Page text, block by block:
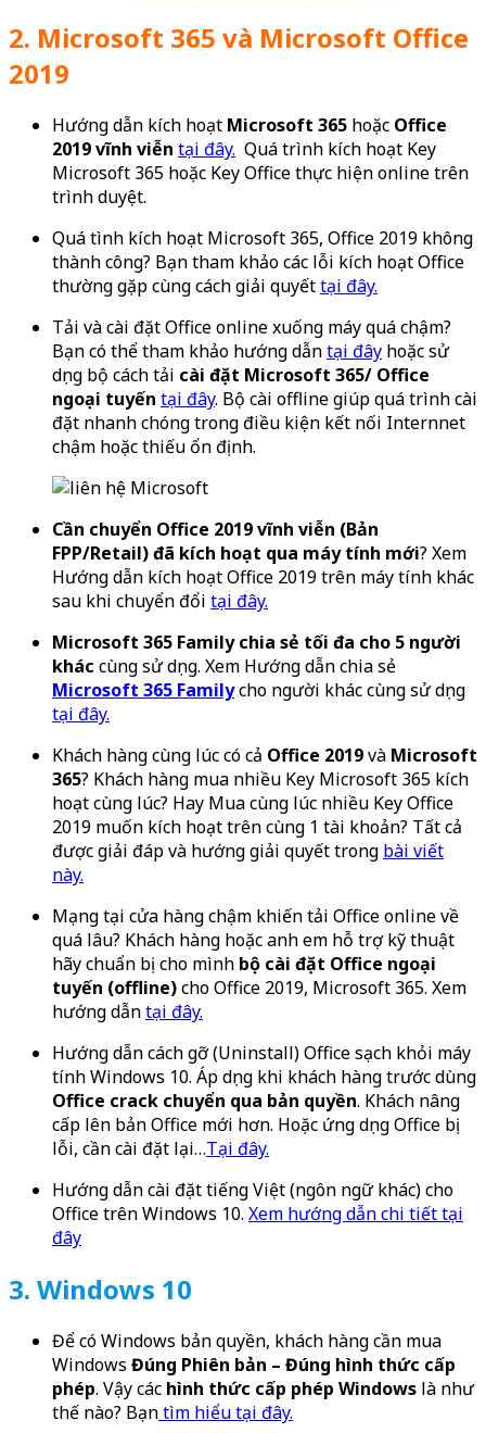
2. Microsoft 365 và Microsoft Office
2019
Hướng dẫn kích hoạt Microsoft 365 hoặc Office
2019 vĩnh viễn tại đây. Quá trình kích hoạt Key
Microsoft 365 hoặc Key Office thực hiện online trên
trình duyệt.
Quá tình kích hoạt Microsoft 365, Office 2019 không
thành công? Bạn tham khảo các lỗi kích hoạt Office
thường gặp cùng cách giải quyếttại đây.
Tải và cài đặt Office online xuống máy quá chậm?
Bạn có thể tham khảo hướng dẫntại đây hoặc sử
dụng bộ cách tải cài đặt Microsoft 365/ Office
ngoại tuyến tại đây. Bộ cài offline giúp quá trình cài
đặt nhanh chóng trong điều kiện kết nối Internnet
chậm hoặc thiếu ổn định.
Cần chuyển Office 2019 vĩnh viễn (Bản
FPP/Retail) đã kích hoạt qua máy tính mới? Xem
Hướng dẫn kích hoạt Office 2019 trên máy tính khác
sau khi chuyển đổi tại đây.
Microsoft 365 Family chia sẻ tối đa cho 5 người
khác cùng sử dụng. Xem Hướng dẫn chia sẻ
Microsoft 365 Familycho người khác cùng sử dụng
tại đây.
Khách hàng cùng lúc có cả Office 2019và Microsoft
365? Khách hàng mua nhiều Key Microsoft 365 kích
hoạt cùng lúc? Hay Mua cùng lúc nhiều Key Office
2019 muốn kích hoạt trên cùng 1 tài khoản? Tất cả
được giải đáp và hướng giải quyết trong bài viết
này.
Mạng tại cửa hàng chậm khiến tải Office online về
quá lâu? Khách hàng hoặc anh em hỗ trợ kỹ thuật
hãy chuẩn bị cho mình bộ cài đặt Office ngoại
tuyến (offline)cho Office 2019, Microsoft 365. Xem
hướng dẫntại đây.
Hướng dẫn cách gỡ (Uninstall) Office sạch khỏi máy
tính Windows 10. Áp dụng khi khách hàng trước dùng
Office crack chuyển qua bản quyền. Khách nâng
cấp lên bản Office mới hơn. Hoặc ứng dụng Office bị
lỗi, cần cài đặt lại…Tại đây.
Hướng dẫn cài đặt tiếng Việt (ngôn ngữ khác) cho
Office trên Windows 10. Xem hướng dẫn chi tiết tại
đây
3. Windows 10
Để có Windows bản quyền, khách hàng cần mua
Windows Đúng Phiên bản – Đúng hình thức cấp
phép. Vậy các hình thức cấp phép Windows là như
thế nào? Bạntìm hiểu tại đây.